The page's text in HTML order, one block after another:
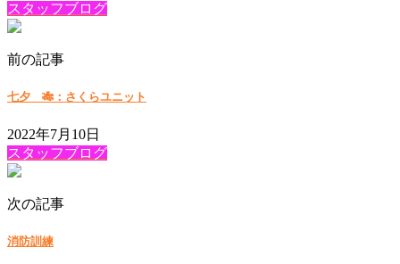
スタッフブログ
前の記事
七夕 🎋：さくらユニット
2022年7月10日
スタッフブログ
次の記事
消防訓練